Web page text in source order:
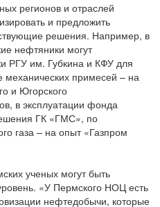
регионов и отраслей
и предложить
решения. Например, в
нефтяники могут
РГУ им. Губкина и КФУ для
механических примесей – на
и Югорского
в эксплуатации фонда
ГК «ГМС», по
газа – на опыт «Газпром
ученых могут быть
«У Пермского НОЦ есть
нефтедобычи, которые